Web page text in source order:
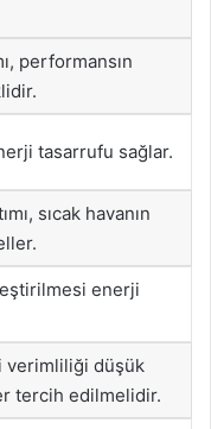
performansın
tasarrufu sağlar.
sıcak havanın
enerji
verimliliği düşük
tercih edilmelidir.